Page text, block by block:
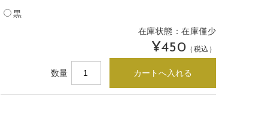
黒
在庫状態： 在庫僅少
¥450 （税込）
数量